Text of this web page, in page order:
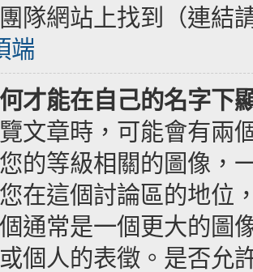
隊網站上找到（連結
端
才能在自己的名字下
文章時，可能會有兩
的等級相關的圖像，
在這個討論區的地位
通常是一個更大的圖
個人的表徵。是否允